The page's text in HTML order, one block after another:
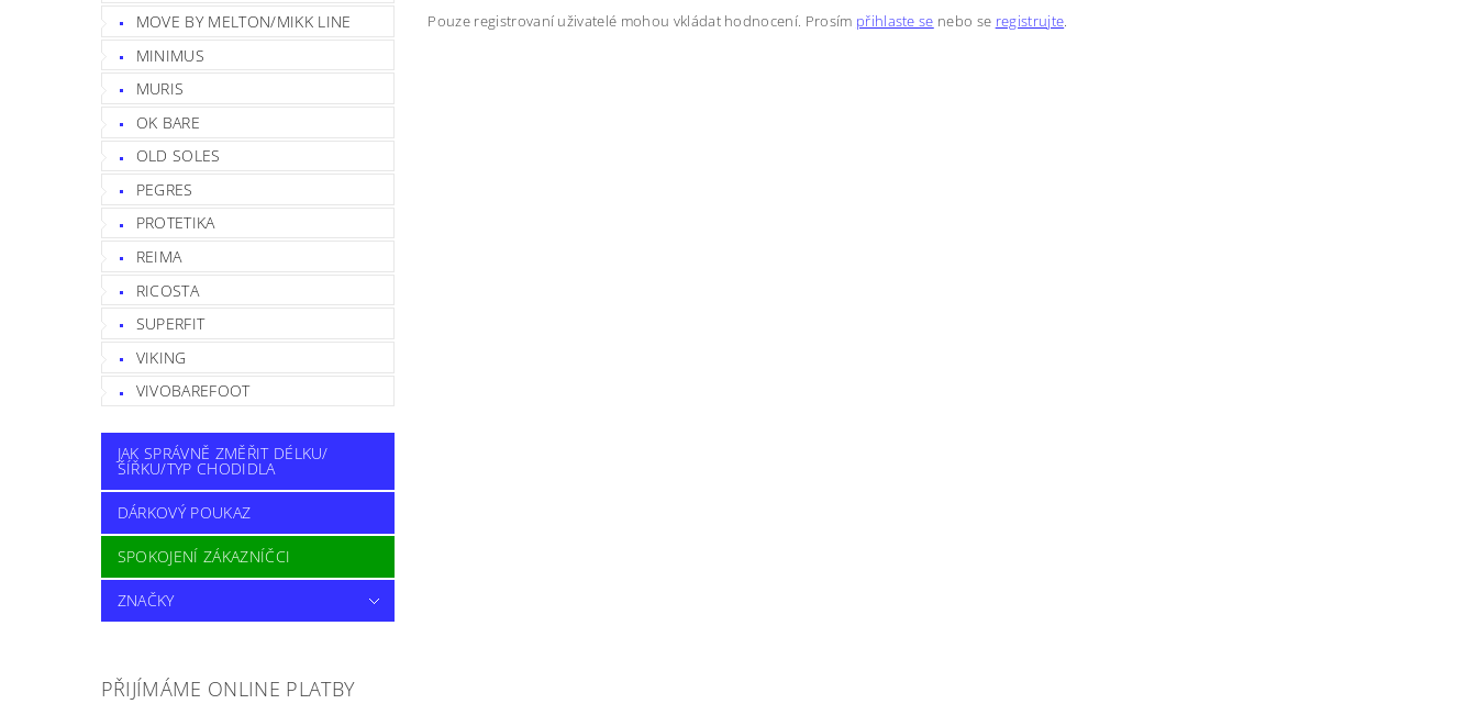
MOVE BY MELTON/MIKK LINE
MINIMUS
MURIS
OK BARE
OLD SOLES
PEGRES
PROTETIKA
REIMA
RICOSTA
SUPERFIT
VIKING
VIVOBAREFOOT
JAK SPRÁVNĚ ZMĚŘIT DÉLKU/
ŠÍŘKU/TYP CHODIDLA
DÁRKOVÝ POUKAZ
SPOKOJENÍ ZÁKAZNÍČCI
ZNAČKY
PŘIJÍMÁME ONLINE PLATBY
Pouze registrovaní uživatelé mohou vkládat hodnocení. Prosím přihlaste se nebo se registrujte.